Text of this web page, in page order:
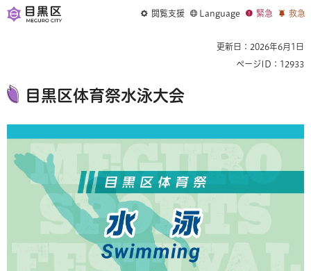
閲覧支援 Language 緊急 救急
更新日：2026年6月1日
ページID：12933
目黒区体育祭水泳大会